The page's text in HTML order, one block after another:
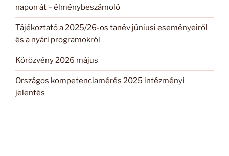
napon át – élménybeszámoló
Tájékoztató a 2025/26-os tanév júniusi eseményeiről
és a nyári programokról
Körözvény 2026 május
Országos kompetenciamérés 2025 intézményi
jelentés